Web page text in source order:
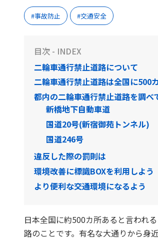
事故防止 交通安全
目次 - INDEX
二輪車通行禁止道路について
二輪車通行禁止道路は全国に500
都内の二輪車通行禁止道路を調べ
新橋地下自動車道
国道20号(新宿御苑トンネル)
国道246号
違反した際の罰則は
環境改善に標識BOXを利用しよう
より便利な交通環境になるよう
日本全国に約500カ所あると言われ
路のことです。有名な大通りから身